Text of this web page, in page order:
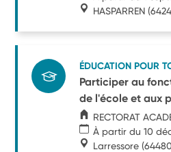
HASPARREN
ÉDUCATION POUR
Participer au
de l'école et aux
RECTORAT
À partir du 10
Larressore